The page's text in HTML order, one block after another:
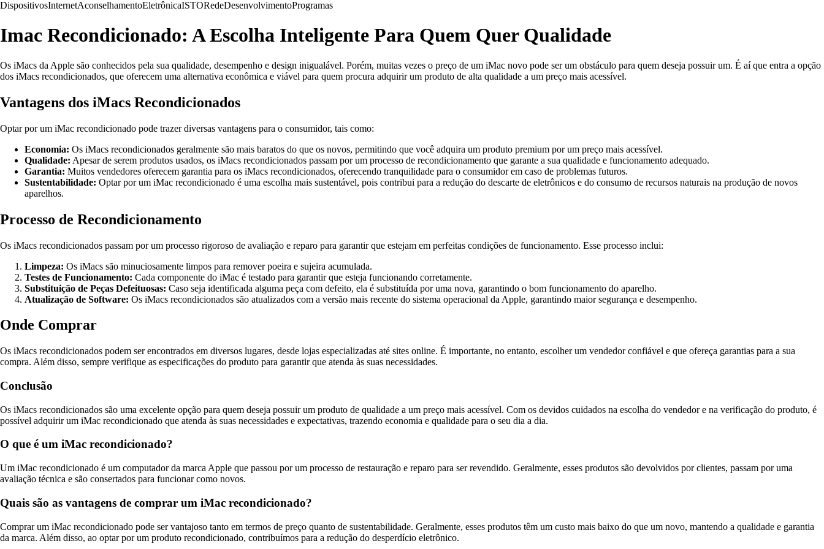
DispositivosInternetAconselhamentoEletrônicaISTORedeDesenvolvimentoProgramas
Imac Recondicionado: A Escolha Inteligente Para Quem Quer Qualidade
Os iMacs da Apple são conhecidos pela sua qualidade, desempenho e design inigualável. Porém, muitas vezes o preço de um iMac novo pode ser um obstáculo para quem deseja possuir um. É aí que entra a opção
dos iMacs recondicionados, que oferecem uma alternativa econômica e viável para quem procura adquirir um produto de alta qualidade a um preço mais acessível.
Vantagens dos iMacs Recondicionados
Optar por um iMac recondicionado pode trazer diversas vantagens para o consumidor, tais como:
Economia: Os iMacs recondicionados geralmente são mais baratos do que os novos, permitindo que você adquira um produto premium por um preço mais acessível.
Qualidade: Apesar de serem produtos usados, os iMacs recondicionados passam por um processo de recondicionamento que garante a sua qualidade e funcionamento adequado.
Garantia: Muitos vendedores oferecem garantia para os iMacs recondicionados, oferecendo tranquilidade para o consumidor em caso de problemas futuros.
Sustentabilidade: Optar por um iMac recondicionado é uma escolha mais sustentável, pois contribui para a redução do descarte de eletrônicos e do consumo de recursos naturais na produção de novos
aparelhos.
Processo de Recondicionamento
Os iMacs recondicionados passam por um processo rigoroso de avaliação e reparo para garantir que estejam em perfeitas condições de funcionamento. Esse processo inclui:
Limpeza: Os iMacs são minuciosamente limpos para remover poeira e sujeira acumulada.
Testes de Funcionamento: Cada componente do iMac é testado para garantir que esteja funcionando corretamente.
Substituição de Peças Defeituosas: Caso seja identificada alguma peça com defeito, ela é substituída por uma nova, garantindo o bom funcionamento do aparelho.
Atualização de Software: Os iMacs recondicionados são atualizados com a versão mais recente do sistema operacional da Apple, garantindo maior segurança e desempenho.
Onde Comprar
Os iMacs recondicionados podem ser encontrados em diversos lugares, desde lojas especializadas até sites online. É importante, no entanto, escolher um vendedor confiável e que ofereça garantias para a sua
compra. Além disso, sempre verifique as especificações do produto para garantir que atenda às suas necessidades.
Conclusão
Os iMacs recondicionados são uma excelente opção para quem deseja possuir um produto de qualidade a um preço mais acessível. Com os devidos cuidados na escolha do vendedor e na verificação do produto, é
possível adquirir um iMac recondicionado que atenda às suas necessidades e expectativas, trazendo economia e qualidade para o seu dia a dia.
O que é um iMac recondicionado?
Um iMac recondicionado é um computador da marca Apple que passou por um processo de restauração e reparo para ser revendido. Geralmente, esses produtos são devolvidos por clientes, passam por uma
avaliação técnica e são consertados para funcionar como novos.
Quais são as vantagens de comprar um iMac recondicionado?
Comprar um iMac recondicionado pode ser vantajoso tanto em termos de preço quanto de sustentabilidade. Geralmente, esses produtos têm um custo mais baixo do que um novo, mantendo a qualidade e garantia
da marca. Além disso, ao optar por um produto recondicionado, contribuímos para a redução do desperdício eletrônico.